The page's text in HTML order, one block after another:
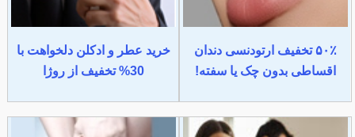
۵۰٪ تخفیف ارتودنسی دندان
اقساطی بدون چک یا سفته!
خرید عطر و ادکلن دلخواهت با
30% تخفیف از روژا